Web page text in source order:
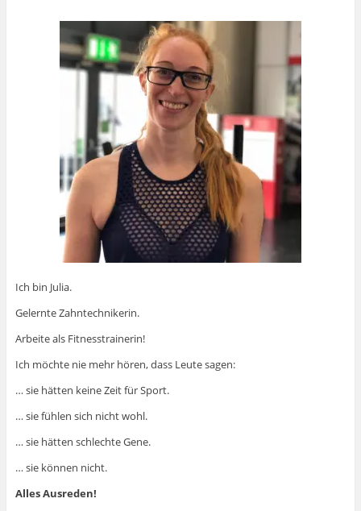
Ich bin Julia.
Gelernte Zahntechnikerin.
Arbeite als Fitnesstrainerin!
Ich möchte nie mehr hören, dass Leute sagen:
… sie hätten keine Zeit für Sport.
… sie fühlen sich nicht wohl.
… sie hätten schlechte Gene.
… sie können nicht.
Alles Ausreden!